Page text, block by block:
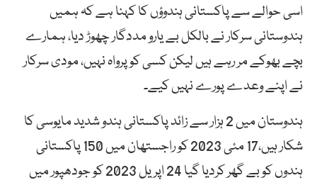
اسی حوالے سے پاکستانی ہندوؤں کا کہنا ہے کہ ہمیں
ہندوستانی سرکار نے بالکل بے یارو مددگار چھوڑ دیا، ہمارے
بچے بھوکے مر رہے ہیں لیکن کسی کو پرواہ نہیں، مودی سرکار
نے اپنے وعدے پورے نہیں کیے۔
ہندوستان میں 2 ہزار سے زائد پاکستانی ہندو شدید مایوسی کا
شکار ہیں،17 مئی 2023 کو راجستھان میں 150 پاکستانی
ہندوں کو بے گھر کردیا گیا 24 اپریل 2023 کو جودھپور میں